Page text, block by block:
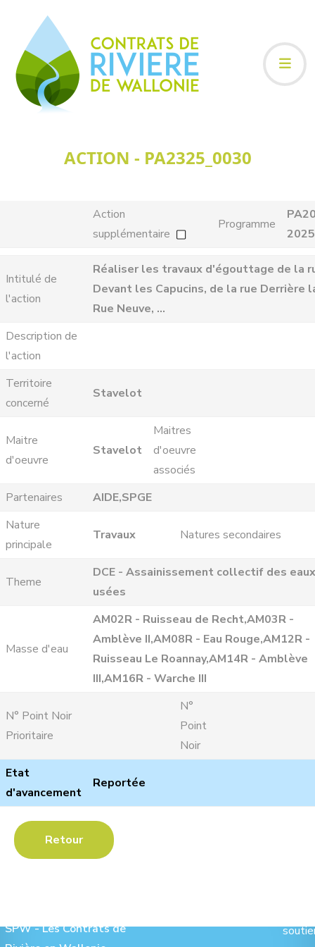
ACTION - PA2325_0030
Action
supplémentaire
Programme
2025
Intitulé de
l'action
Réaliser les travaux d'égouttage de la
Devant les Capucins, de la rue Derrière
Rue Neuve, …
Description de
l'action
Territoire
concerné
Stavelot
Maitre
d'oeuvre
Stavelot
Maitres
d'oeuvre
associés
Partenaires
AIDE,SPGE
Nature
principale
Travaux Natures secondaires
Theme
DCE - Assainissement collectif des eaux
usées
Masse d'eau
AM02R - Ruisseau de Recht,AM03R -
Amblève II,AM08R - Eau Rouge,AM12R -
Ruisseau Le Roannay,AM14R - Amblève
III,AM16R - Warche III
N° Point Noir
Prioritaire
N°
Point
Noir
Etat
d'avancement
Reportée
Retour
SPW - Les Contrats de